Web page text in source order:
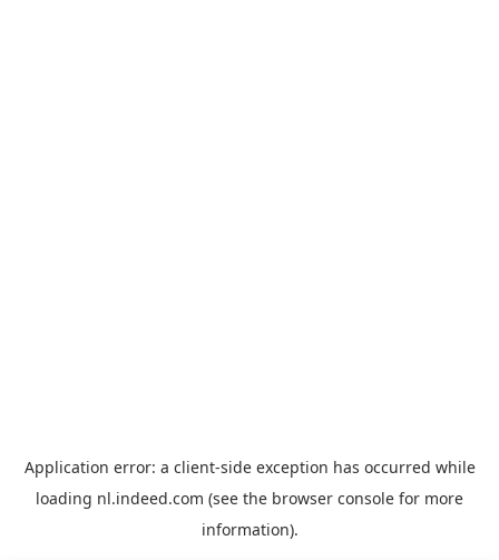
Application error: a client-side exception has occurred while
loading nl.indeed.com (see the browser console for more
information).